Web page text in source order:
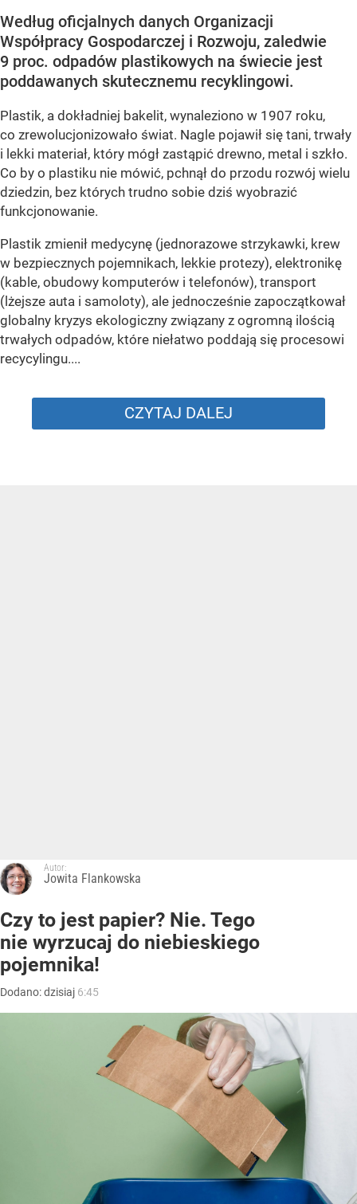
Według oficjalnych danych Organizacji
Współpracy Gospodarczej i Rozwoju, zaledwie
9 proc. odpadów plastikowych na świecie jest
poddawanych skutecznemu recyklingowi.
Plastik, a dokładniej bakelit, wynaleziono w 1907 roku,
co zrewolucjonizowało świat. Nagle pojawił się tani, trwały
i lekki materiał, który mógł zastąpić drewno, metal i szkło.
Co by o plastiku nie mówić, pchnął do przodu rozwój wielu
dziedzin, bez których trudno sobie dziś wyobrazić
funkcjonowanie.
Plastik zmienił medycynę (jednorazowe strzykawki, krew
w bezpiecznych pojemnikach, lekkie protezy), elektronikę
(kable, obudowy komputerów i telefonów), transport
(lżejsze auta i samoloty), ale jednocześnie zapoczątkował
globalny kryzys ekologiczny związany z ogromną ilością
trwałych odpadów, które niełatwo poddają się procesowi
recycylingu....
CZYTAJ DALEJ
Autor:
Jowita Flankowska
Czy to jest papier? Nie. Tego
nie wyrzucaj do niebieskiego
pojemnika!
Dodano:dzisiaj 6:45